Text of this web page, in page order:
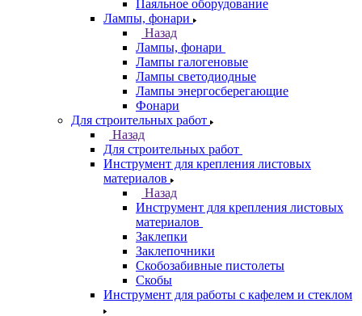
Паяльное оборудование
Лампы, фонари
Назад
Лампы, фонари
Лампы галогеновые
Лампы светодиодные
Лампы энергосберегающие
Фонари
Для строительных работ
Назад
Для строительных работ
Инструмент для крепления листовых
материалов
Назад
Инструмент для крепления листовых
материалов
Заклепки
Заклепочники
Скобозабивные пистолеты
Скобы
Инструмент для работы с кафелем и стеклом